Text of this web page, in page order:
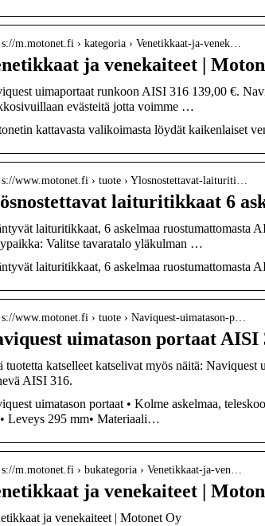
m.motonet.fi › kategoria › Venetikkaat-ja-venek…
ja venekaiteet |
uimaportaat runkoon AISI 316 139,00 €.
evästeitä jotta voimme …
kattavasta valikoimasta löydät kaikenlaiset
www.motonet.fi › tuote › Ylosnostettavat-laituriti…
laituritikkaat 6
laituritikkaat, 6 askelmaa ruostumattomasta
Valitse tavaratalo yläkulman …
laituritikkaat, 6 askelmaa ruostumattomasta
www.motonet.fi › tuote › Naviquest-uimatason-p…
uimatason portaat AISI
tuotetta katselleet katselivat myös näitä:
AISI 316.
uimatason portaat • Kolme askelmaa,
Leveys 295 mm• Materiaali…
m.motonet.fi › bukategoria › Venetikkaat-ja-ven…
ja venekaiteet |
ja venekaiteet | Motonet Oy